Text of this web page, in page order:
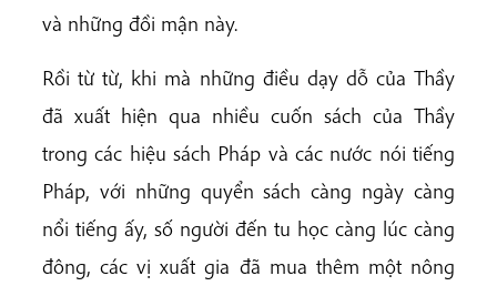
và những đồi mận này.
Rồi từ từ, khi mà những điều dạy dỗ của Thầy
đã xuất hiện qua nhiều cuốn sách của Thầy
trong các hiệu sách Pháp và các nước nói tiếng
Pháp, với những quyển sách càng ngày càng
nổi tiếng ấy, số người đến tu học càng lúc càng
đông, các vị xuất gia đã mua thêm một nông